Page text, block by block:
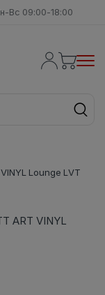
Вс 09:00-18:00
Lounge LVT